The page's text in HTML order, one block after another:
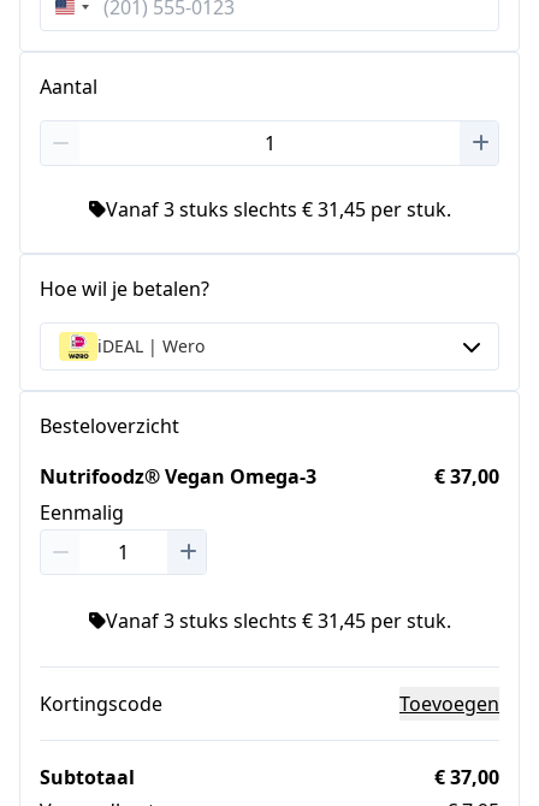
Verenigde
Aantal
Vanaf 3 stuks slechts € 31,45 per stuk.
Hoe wil je betalen?
iDEAL | Wero
Besteloverzicht
Nutrifoodz® Vegan Omega-3
Eenmalig
€ 37,00
Vanaf 3 stuks slechts € 31,45 per stuk.
Kortingscode Toevoegen
Subtotaal
€ 37,00